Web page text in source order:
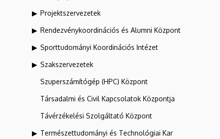
Projektszervezetek
Rendezvénykoordinációs és Alumni Központ
Sporttudományi Koordinációs Intézet
Szakszervezetek
Szuperszámítógép (HPC) Központ
Társadalmi és Civil Kapcsolatok Központja
Távérzékelési Szolgáltató Központ
Természettudományi és Technológiai Kar